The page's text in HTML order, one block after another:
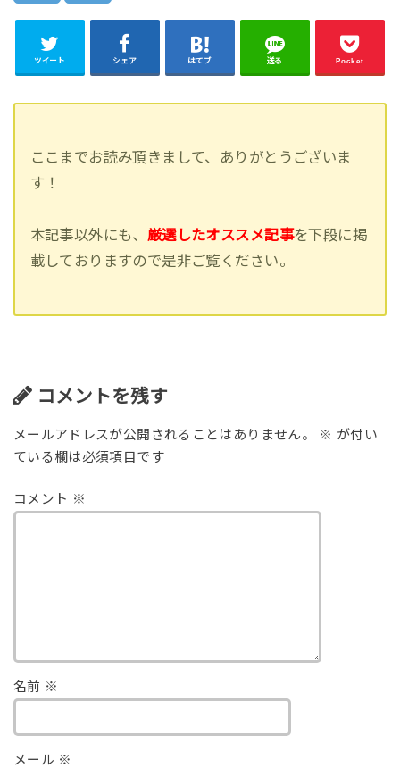
ツイート シェア はてブ 送る Pocket
ここまでお読み頂きまして、ありがとうございま
す！
本記事以外にも、 厳選したオススメ記事を下段に掲
載しておりますので是非ご覧ください。
コメントを残す
メールアドレスが公開されることはありません。 ※ が付い
ている欄は必須項目です
コメント ※
名前 ※
メール ※